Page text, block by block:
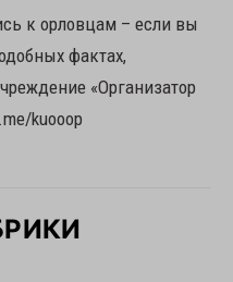
к орловцам – если вы
фактах,
«Организатор
kuooop